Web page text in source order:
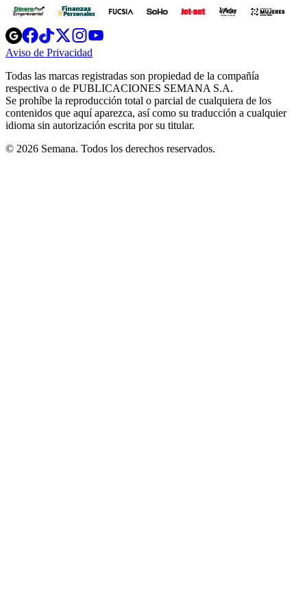
Opens
in
new
Opens
in
new
Opens
in
new
window
Opens
new
windowwindow
Aviso de Privacidad
new
window
Todas las marcas registradas son propiedad de la compañía
respectiva o de PUBLICACIONES SEMANA S.A.
Se prohíbe la reproducción total o parcial de cualquiera de los
contenidos que aquí aparezca, así como su traducción a cualquier
idioma sin autorización escrita por su titular.
© 2026 Semana. Todos los derechos reservados.